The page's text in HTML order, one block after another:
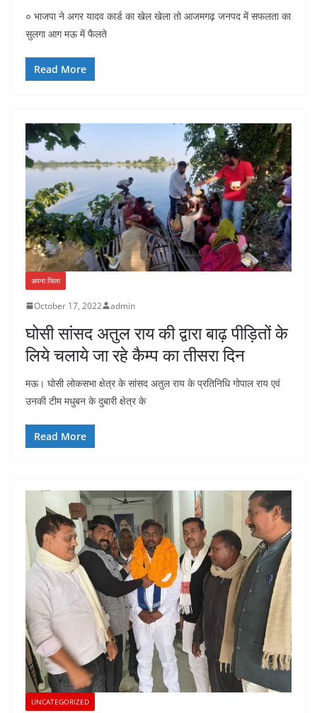
० भाजपा ने अगर यादव कार्ड का खेल खेला तो आजमगढ़ जनपद में सफलता का
सुलगा आग मऊ में फैलते
Read More
अपना जिला
October 17, 2022 admin
घोसी सांसद अतुल राय की द्वारा बाढ़ पीड़ितों के
लिये चलाये जा रहे कैम्प का तीसरा दिन
मऊ। घोसी लोकसभा क्षेत्र के सांसद अतुल राय के प्रतिनिधि गोपाल राय एवं
उनकी टीम मधुबन के दुबारी क्षेत्र के
Read More
UNCATEGORIZED